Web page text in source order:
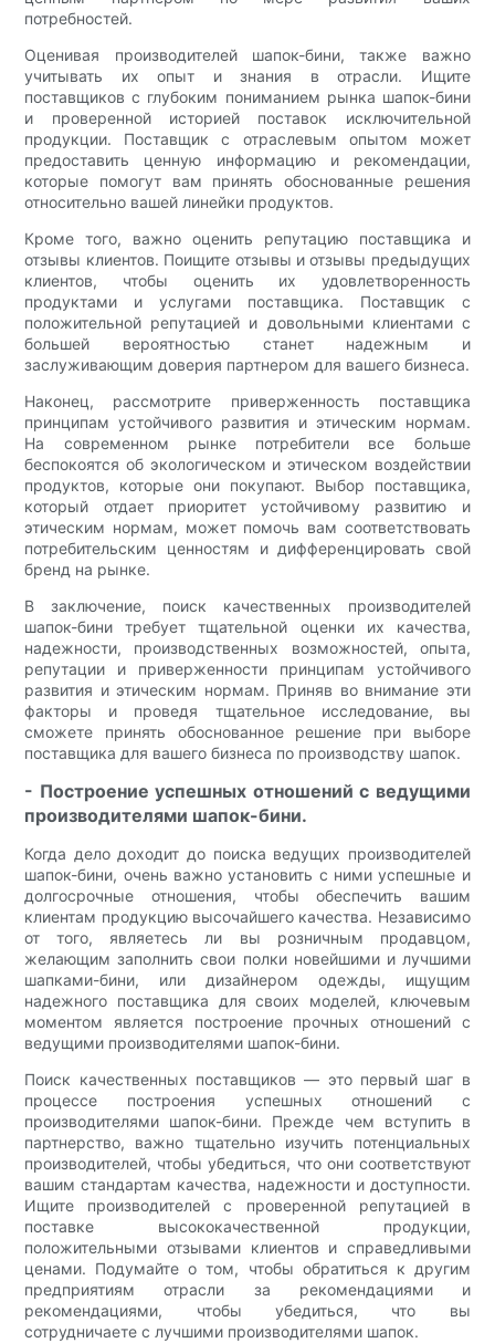
потребностей.
Оценивая производителей шапок-бини, также важно
учитывать их опыт и знания в отрасли. Ищите
поставщиков с глубоким пониманием рынка шапок-бини
и проверенной историей поставок исключительной
продукции. Поставщик с отраслевым опытом может
предоставить ценную информацию и рекомендации,
которые помогут вам принять обоснованные решения
относительно вашей линейки продуктов.
Кроме того, важно оценить репутацию поставщика и
отзывы клиентов. Поищите отзывы и отзывы предыдущих
клиентов, чтобы оценить их удовлетворенность
продуктами и услугами поставщика. Поставщик с
положительной репутацией и довольными клиентами с
большей вероятностью станет надежным и
заслуживающим доверия партнером для вашего бизнеса.
Наконец, рассмотрите приверженность поставщика
принципам устойчивого развития и этическим нормам.
На современном рынке потребители все больше
беспокоятся об экологическом и этическом воздействии
продуктов, которые они покупают. Выбор поставщика,
который отдает приоритет устойчивому развитию и
этическим нормам, может помочь вам соответствовать
потребительским ценностям и дифференцировать свой
бренд на рынке.
В заключение, поиск качественных производителей
шапок-бини требует тщательной оценки их качества,
надежности, производственных возможностей, опыта,
репутации и приверженности принципам устойчивого
развития и этическим нормам. Приняв во внимание эти
факторы и проведя тщательное исследование, вы
сможете принять обоснованное решение при выборе
поставщика для вашего бизнеса по производству шапок.
- Построение успешных отношений с ведущими
производителями шапок-бини.
Когда дело доходит до поиска ведущих производителей
шапок-бини, очень важно установить с ними успешные и
долгосрочные отношения, чтобы обеспечить вашим
клиентам продукцию высочайшего качества. Независимо
от того, являетесь ли вы розничным продавцом,
желающим заполнить свои полки новейшими и лучшими
шапками-бини, или дизайнером одежды, ищущим
надежного поставщика для своих моделей, ключевым
моментом является построение прочных отношений с
ведущими производителями шапок-бини.
Поиск качественных поставщиков — это первый шаг в
процессе построения успешных отношений с
производителями шапок-бини. Прежде чем вступить в
партнерство, важно тщательно изучить потенциальных
производителей, чтобы убедиться, что они соответствуют
вашим стандартам качества, надежности и доступности.
Ищите производителей с проверенной репутацией в
поставке высококачественной продукции,
положительными отзывами клиентов и справедливыми
ценами. Подумайте о том, чтобы обратиться к другим
предприятиям отрасли за рекомендациями и
рекомендациями, чтобы убедиться, что вы
сотрудничаете с лучшими производителями шапок.